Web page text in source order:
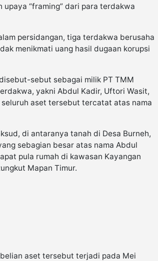
“framing” dari para terdakwa
persidangan, tiga terdakwa berusaha
menikmati uang hasil dugaan korupsi
sebut sebagai milik PT TMM
yakni Abdul Kadir, Uftori Wasit,
aset tersebut tercatat atas nama
di antaranya tanah di Desa Burneh,
sebagian besar atas nama Abdul
pula rumah di kawasan Kayangan
Mapan Timur.
aset tersebut terjadi pada Mei